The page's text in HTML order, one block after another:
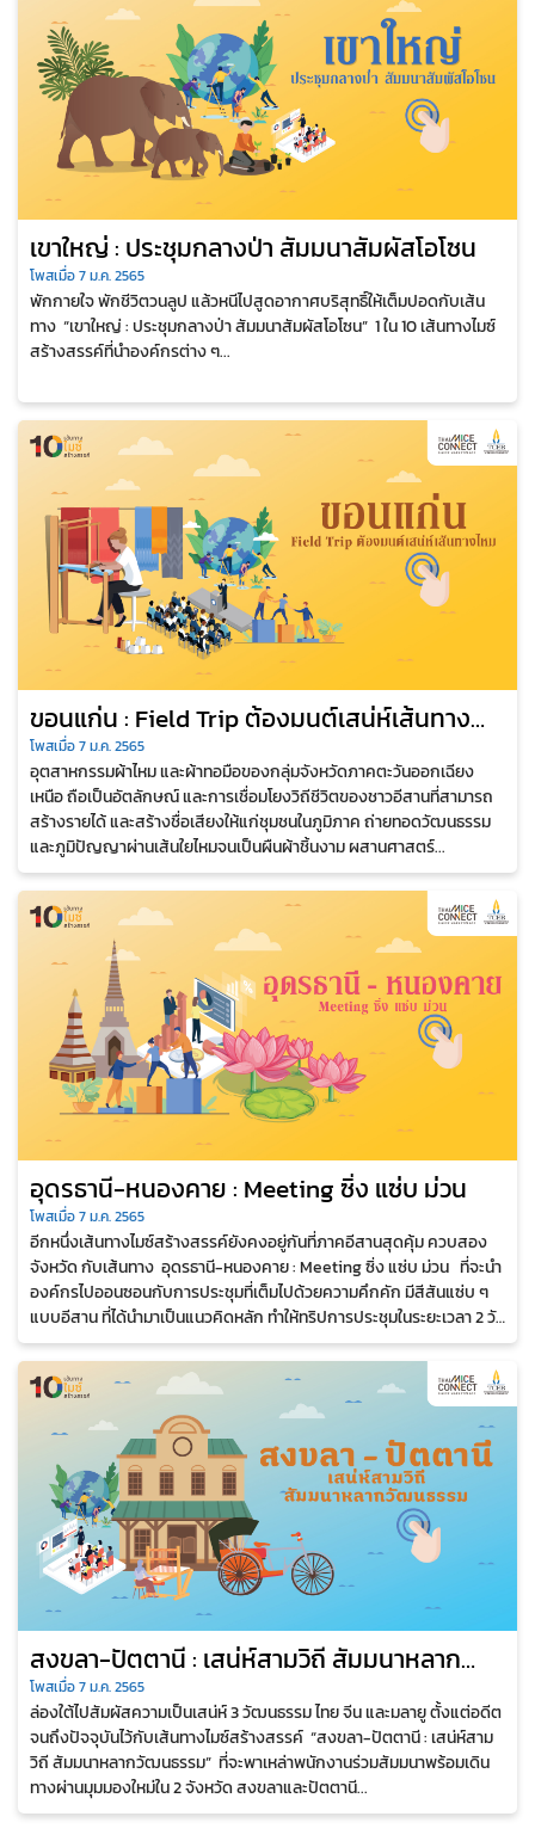
เขาใหญ่ : ประชุมกลางป่า สัมมนาสัมผัสโอโซน
โพสเมื่อ 7 ม.ค. 2565
พักกายใจ พักชีวิตวนลูป แล้วหนีไปสูดอากาศบริสุทธิ์ให้เต็มปอดกับเส้น
ทาง “เขาใหญ่ : ประชุมกลางป่า สัมมนาสัมผัสโอโซน” 1 ใน 10 เส้นทางไมซ์
สร้างสรรค์ที่นำองค์กรต่าง ๆ...
ขอนแก่น : Field Trip ต้องมนต์เสน่ห์เส้นทาง
ไหม
โพสเมื่อ 7 ม.ค. 2565
อุตสาหกรรมผ้าไหม และผ้าทอมือของกลุ่มจังหวัดภาคตะวันออกเฉียง
เหนือ ถือเป็นอัตลักษณ์ และการเชื่อมโยงวิถีชีวิตของชาวอีสานที่สามารถ
สร้างรายได้ และสร้างชื่อเสียงให้แก่ชุมชนในภูมิภาค ถ่ายทอดวัฒนธรรม
และภูมิปัญญาผ่านเส้นใยไหมจนเป็นผืนผ้าชิ้นงาม ผสานศาสตร์...
อุดรธานี-หนองคาย : Meeting ซิ่ง แซ่บ ม่วน
โพสเมื่อ 7 ม.ค. 2565
อีกหนึ่งเส้นทางไมซ์สร้างสรรค์ยังคงอยู่กันที่ภาคอีสานสุดคุ้ม ควบสอง
จังหวัด กับเส้นทาง อุดรธานี-หนองคาย : Meeting ซิ่ง แซ่บ ม่วน ที่จะนำ
องค์กรไปออนซอนกับการประชุมที่เต็มไปด้วยความคึกคัก มีสีสันแซ่บ ๆ
แบบอีสาน ที่ได้นำมาเป็นแนวคิดหลัก ทำให้ทริปการประชุมในระยะเวลา 2 วัน
1 คืน...
สงขลา-ปัตตานี : เสน่ห์สามวิถี สัมมนาหลาก
วัฒนธรรม
โพสเมื่อ 7 ม.ค. 2565
ล่องใต้ไปสัมผัสความเป็นเสน่ห์ 3 วัฒนธรรม ไทย จีน และมลายู ตั้งแต่อดีต
จนถึงปัจจุบันไว้กับเส้นทางไมซ์สร้างสรรค์ “สงขลา-ปัตตานี : เสน่ห์สาม
วิถี สัมมนาหลากวัฒนธรรม” ที่จะพาเหล่าพนักงานร่วมสัมมนาพร้อมเดิน
ทางผ่านมุมมองใหม่ใน 2 จังหวัด สงขลาและปัตตานี...